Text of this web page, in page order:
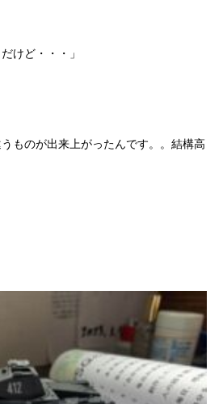
けど・・・」
うものが出来上がったんです。。結構高